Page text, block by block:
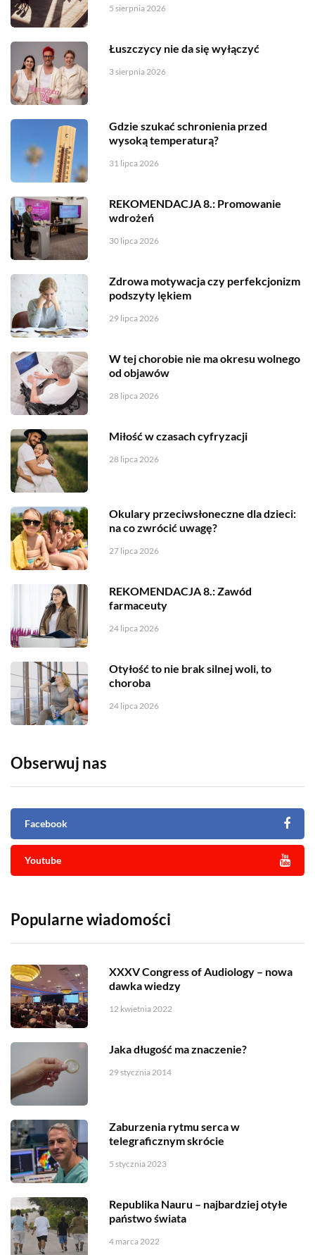
5 sierpnia 2026
Łuszczycy nie da się wyłączyć
3 sierpnia 2026
Gdzie szukać schronienia przed
wysoką temperaturą?
31 lipca 2026
REKOMENDACJA 8.: Promowanie
wdrożeń
30 lipca 2026
Zdrowa motywacja czy perfekcjonizm
podszyty lękiem
29 lipca 2026
W tej chorobie nie ma okresu wolnego
od objawów
28 lipca 2026
Miłość w czasach cyfryzacji
28 lipca 2026
Okulary przeciwsłoneczne dla dzieci:
na co zwrócić uwagę?
27 lipca 2026
REKOMENDACJA 8.: Zawód
farmaceuty
24 lipca 2026
Otyłość to nie brak silnej woli, to
choroba
24 lipca 2026
Obserwuj nas
Facebook
Youtube
Popularne wiadomości
XXXV Congress of Audiology – nowa
dawka wiedzy
12 kwietnia 2022
Jaka długość ma znaczenie?
29 stycznia 2014
Zaburzenia rytmu serca w
telegraficznym skrócie
5 stycznia 2023
Republika Nauru – najbardziej otyłe
państwo świata
4 marca 2022